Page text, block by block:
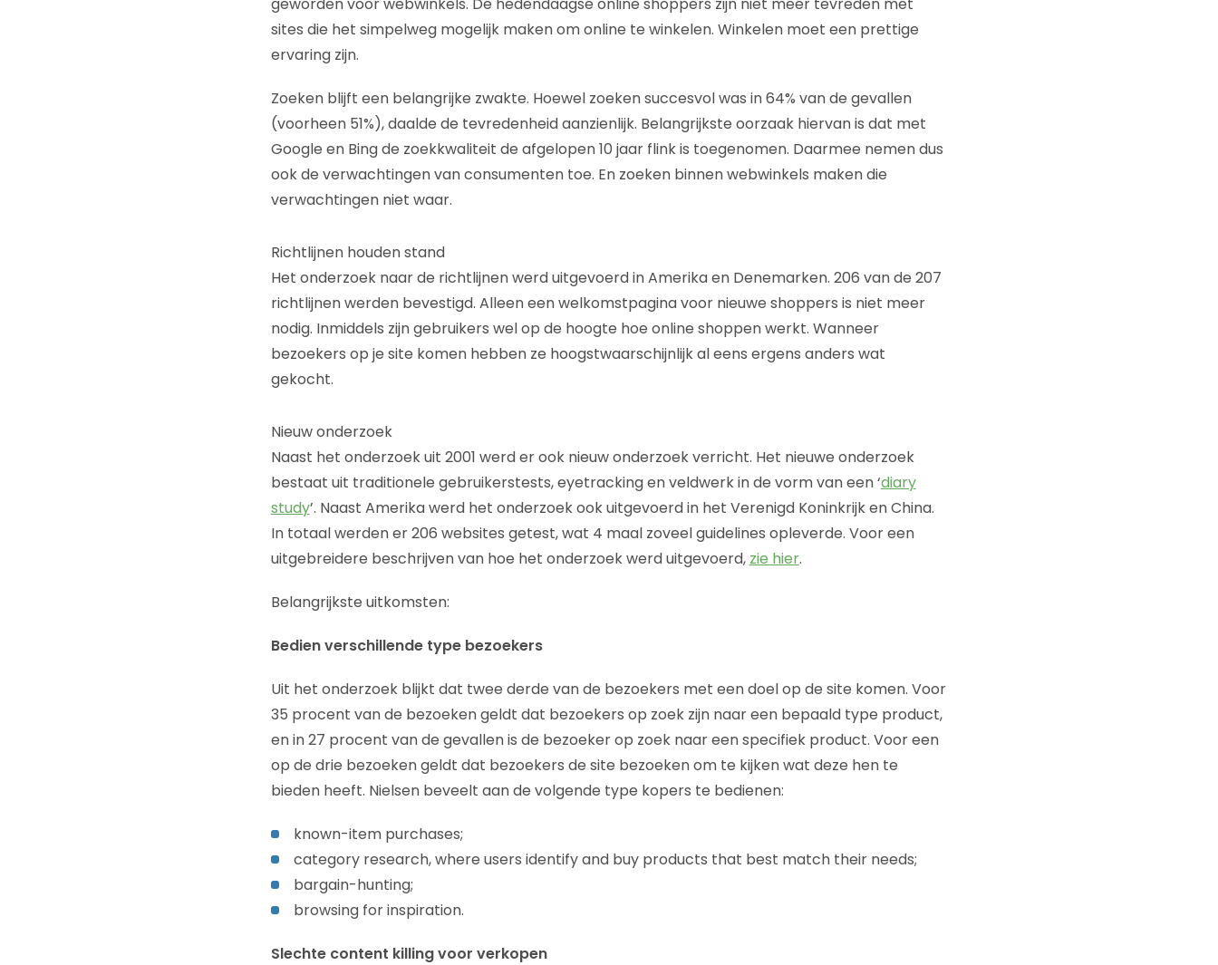
sites die het simpelweg mogelijk maken om online te winkelen. Winkelen moet een prettige
ervaring zijn.
Zoeken blijft een belangrijke zwakte. Hoewel zoeken succesvol was in 64% van de gevallen
(voorheen 51%), daalde de tevredenheid aanzienlijk. Belangrijkste oorzaak hiervan is dat met
Google en Bing de zoekkwaliteit de afgelopen 10 jaar flink is toegenomen. Daarmee nemen dus
ook de verwachtingen van consumenten toe. En zoeken binnen webwinkels maken die
verwachtingen niet waar.
Richtlijnen houden stand
Het onderzoek naar de richtlijnen werd uitgevoerd in Amerika en Denemarken. 206 van de 207
richtlijnen werden bevestigd. Alleen een welkomstpagina voor nieuwe shoppers is niet meer
nodig. Inmiddels zijn gebruikers wel op de hoogte hoe online shoppen werkt. Wanneer
bezoekers op je site komen hebben ze hoogstwaarschijnlijk al eens ergens anders wat
gekocht.
Nieuw onderzoek
Naast het onderzoek uit 2001 werd er ook nieuw onderzoek verricht. Het nieuwe onderzoek
bestaat uit traditionele gebruikerstests, eyetracking en veldwerk in de vorm van een ‘diary
study’. Naast Amerika werd het onderzoek ook uitgevoerd in het Verenigd Koninkrijk en China.
In totaal werden er 206 websites getest, wat 4 maal zoveel guidelines opleverde. Voor een
uitgebreidere beschrijven van hoe het onderzoek werd uitgevoerd, zie hier.
Belangrijkste uitkomsten:
Bedien verschillende type bezoekers
Uit het onderzoek blijkt dat twee derde van de bezoekers met een doel op de site komen. Voor
35 procent van de bezoeken geldt dat bezoekers op zoek zijn naar een bepaald type product,
en in 27 procent van de gevallen is de bezoeker op zoek naar een specifiek product. Voor een
op de drie bezoeken geldt dat bezoekers de site bezoeken om te kijken wat deze hen te
bieden heeft. Nielsen beveelt aan de volgende type kopers te bedienen:
known-item purchases;
category research, where users identify and buy products that best match their needs;
bargain-hunting;
browsing for inspiration.
Slechte content killing voor verkopen